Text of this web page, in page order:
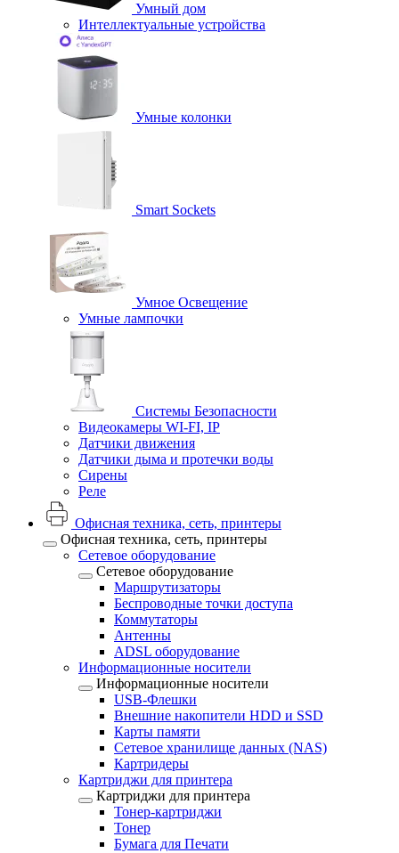
Умный дом
Интеллектуальные устройства
Умные колонки
Smart Sockets
Умное Освещение
Умные лампочки
Системы Безопасности
Видеокамеры WI-FI, IP
Датчики движения
Датчики дыма и протечки воды
Сирены
Реле
Офисная техника, cеть, принтеры
Офисная техника, cеть, принтеры
Сетевое оборудование
Сетевое оборудование
Маршрутизаторы
Беспроводные точки доступа
Коммутаторы
Антенны
ADSL оборудование
Информационные носители
Информационные носители
USB-Флешки
Внешние накопители HDD и SSD
Карты памяти
Сетевое хранилище данных (NAS)
Картридеры
Картриджи для принтера
Картриджи для принтера
Тонер-картриджи
Тонер
Бумага для Печати